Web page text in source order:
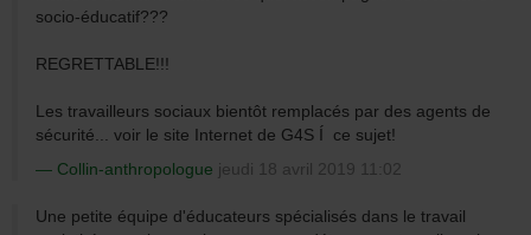
socio-éducatif???
REGRETTABLE!!!
Les travailleurs sociaux bientôt remplacés par des agents de
sécurité... voir le site Internet de G4S Í ce sujet!
Collin-anthropologue jeudi 18 avril 2019 11:02
Une petite équipe d'éducateurs spécialisés dans le travail